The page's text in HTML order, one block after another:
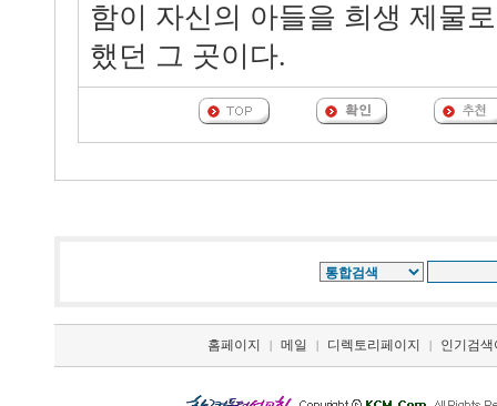
함이 자신의 아들을 희생 제물
했던 그 곳이다.
홈페이지 | 메일 | 디렉토리페이지 | 인기검색